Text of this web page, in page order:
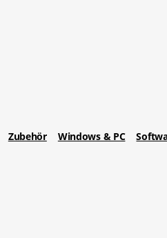
Zubehör Windows & PC